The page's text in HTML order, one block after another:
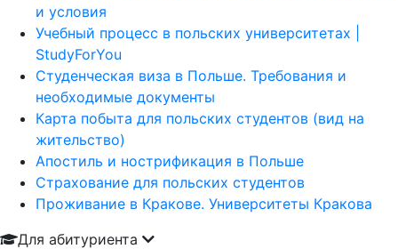
и условия
Учебный процесс в польских университетах |
StudyForYou
Студенческая виза в Польше. Требования и
необходимые документы
Карта побыта для польских студентов (вид на
жительство)
Апостиль и нострификация в Польше
Страхование для польских студентов
Проживание в Кракове. Университеты Кракова
Для абитуриента